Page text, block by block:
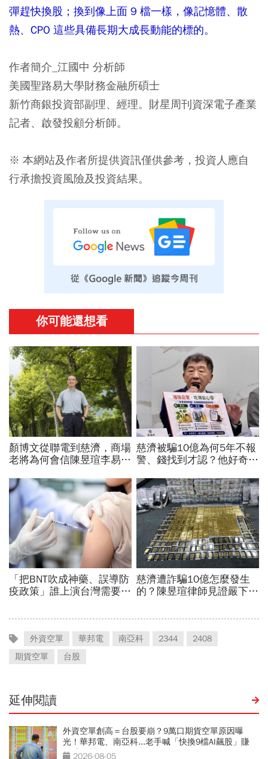
彈趕快換股；換到像上面 9 檔一樣，像記憶體、散
熱、CPO 這些具備長期大成長動能的標的。
作者簡介_江國中 分析師
美國聖路易大學財務金融所碩士
新竹商銀投資部副理、經理。財星周刊資深電子產業
記者、啟發投顧分析師。
※ 本網站及作者所提供資訊僅供參考，投資人應自
行承擔投資風險及投資結果。
外資空單 華邦電 南亞科 2344
2408
期貨空單
台股
延伸閱讀
外資空單創高＝台股要崩？9萬口期貨空單原因曝
光！華邦電、南亞科...老手喊「快換9檔AI飆股」賺
Q3大行情
2026-08-05